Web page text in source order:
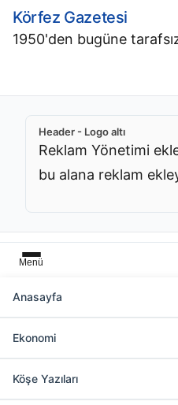
Körfez Gazetesi
1950'den bugüne
Header - Logo altı
Reklam Yönetimi
bu alana reklam
Menü
Anasayfa
Ekonomi
Köşe Yazıları
Reklam Yönetimi